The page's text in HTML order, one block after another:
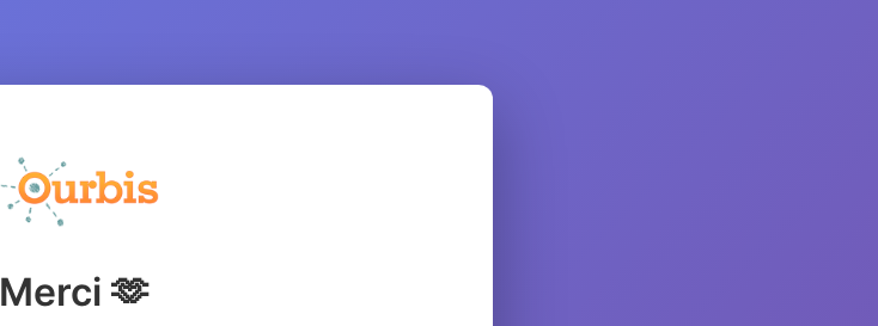
Merci 🫶